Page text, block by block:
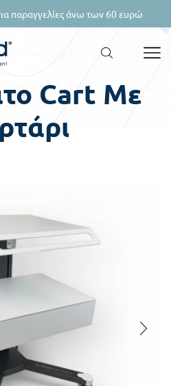
παραγγελίες άνω των 60 ευρώ
Cart Με